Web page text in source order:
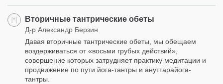
Вторичные тантрические обеты
Д-р Александр Берзин
Давая вторичные тантрические обеты, мы обещаем
воздерживаться от «восьми грубых действий»,
совершение которых затрудняет практику медитации и
продвижение по пути йога-тантры и ануттарайога-
тантры.